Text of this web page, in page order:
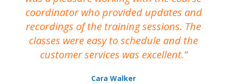
coordinator who provided updates and
recordings of the training sessions. The
classes were easy to schedule and the
customer services was excellent.
Cara Walker